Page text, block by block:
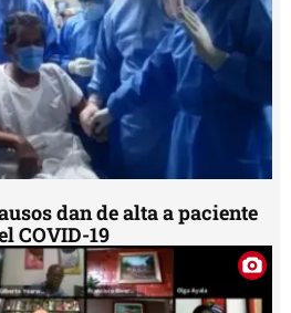
dan de alta a paciente
COVID-19